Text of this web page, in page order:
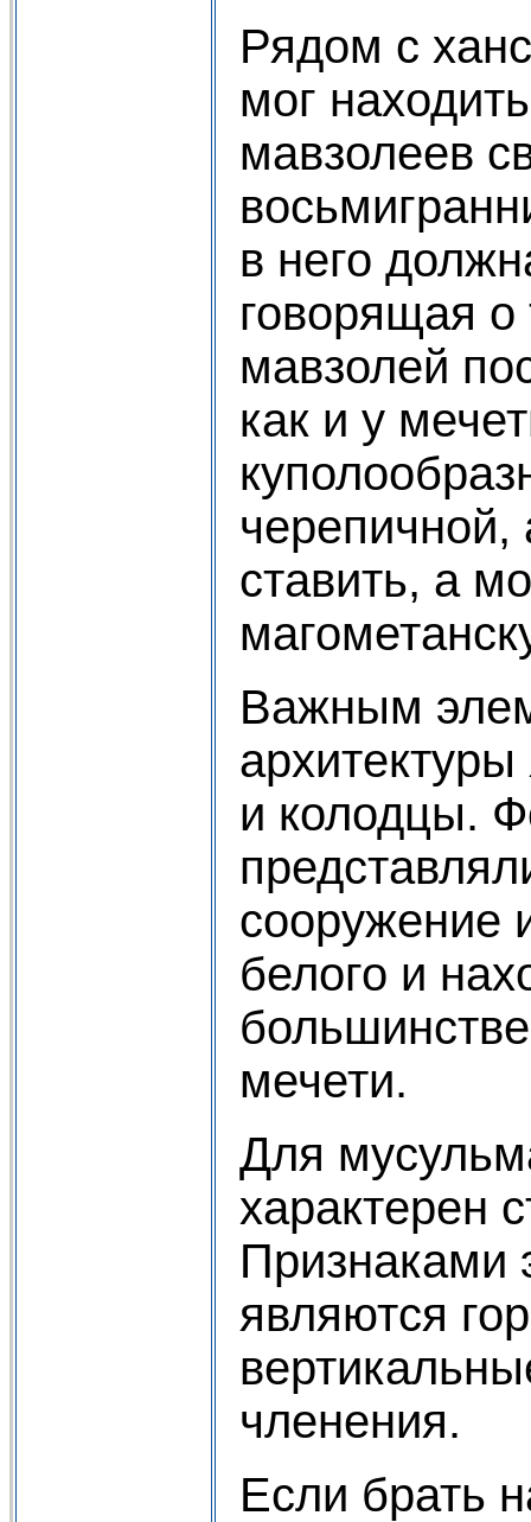
Рядом с
мог
мавзолеев
в него
говорящая о
мавзолей
как и у
черепичной,
ставить, а
Важным
и колодцы.
сооружение
белого и
мечети.
Для
характерен
Признаками
являются
членения.
Если брать